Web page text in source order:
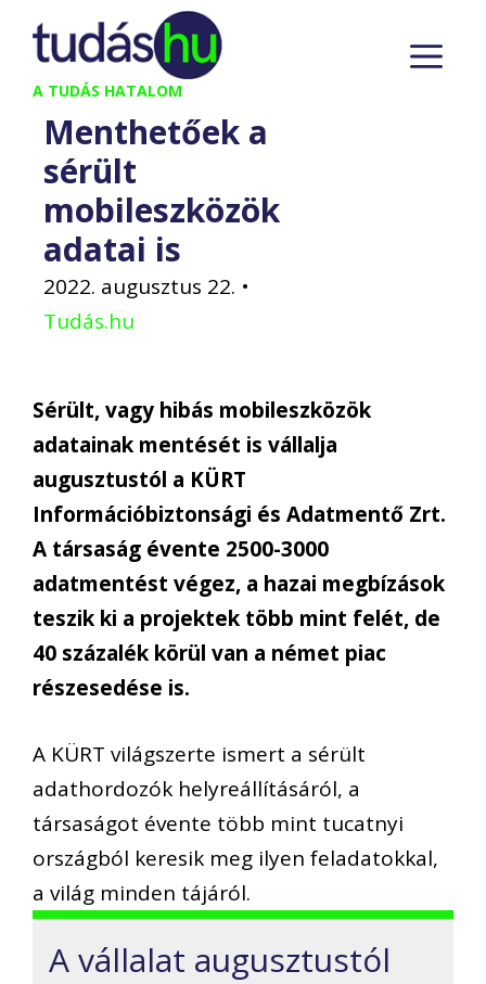
Kilépés
tartalomba
A TUDÁS HATALOM
Menthetőek a
sérült
mobileszközök
adatai is
2022. augusztus 22. •
Tudás.hu
Sérült, vagy hibás mobileszközök
adatainak mentését is vállalja
augusztustól a KÜRT
Információbiztonsági és Adatmentő Zrt.
A társaság évente 2500-3000
adatmentést végez, a hazai megbízások
teszik ki a projektek több mint felét, de
40 százalék körül van a német piac
részesedése is.
A KÜRT világszerte ismert a sérült
adathordozók helyreállításáról, a
társaságot évente több mint tucatnyi
országból keresik meg ilyen feladatokkal,
a világ minden tájáról.
A vállalat augusztustól